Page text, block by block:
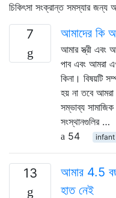
চিকিৎসা সংক্রান্ত সমস্যার জন্য
7 আমাদের কি
আমার স্ত্রী এবং
পাব এবং আমরা
কিনা। বিষয়টি
হয় না তবে আমরা
সম্ভাব্য
সংস্থানগুলির …
54
infant
13
আমার 4.5
হাত নেই